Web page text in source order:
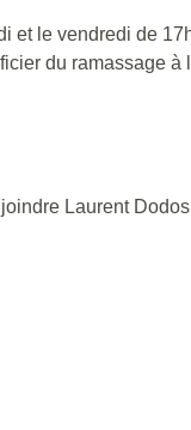
et le vendredi de
du ramassage
Laurent